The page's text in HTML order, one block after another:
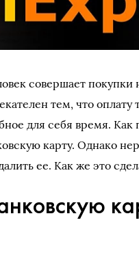
совершает покупки
тем, что оплату
для себя время.
карту. Однако
ее. Как же это